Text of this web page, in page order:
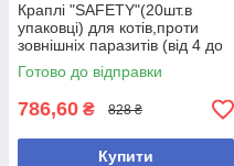
Краплі "SAFETY"(20шт.в
упаковці) для котів,проти
зовнішніх паразитів (від 4 до
8 кг.),арт.,(26223)
Готово до відправки
786,60 ₴ 828 ₴
Купити